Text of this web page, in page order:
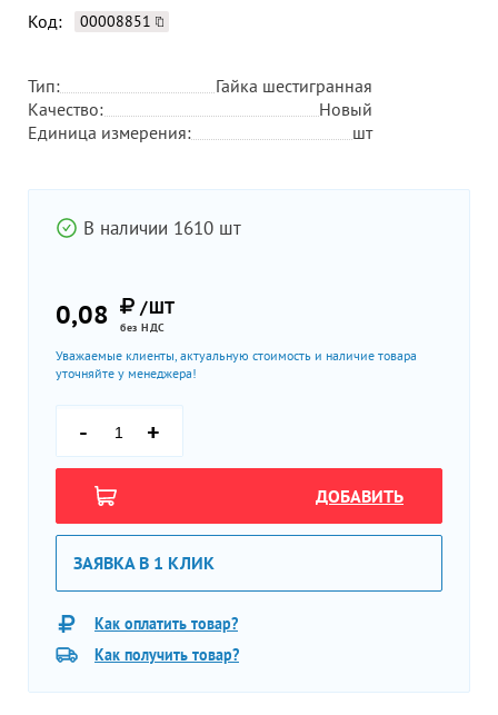
Код: 00008851
Тип:
Гайка шестигранная
Качество:
Новый
Единица измерения:
шт
В наличии 1610 шт
0,08 /ШТ
без НДС
Уважаемые клиенты, актуальную стоимость и наличие товара
уточняйте у менеджера!
- +
ДОБАВИТЬ
ЗАЯВКА В 1 КЛИК
Как оплатить товар?
Как получить товар?